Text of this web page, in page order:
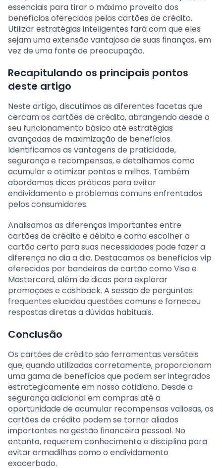
essenciais para tirar o máximo proveito dos
benefícios oferecidos pelos cartões de crédito.
Utilizar estratégias inteligentes fará com que eles
sejam uma extensão vantajosa de suas finanças, em
vez de uma fonte de preocupação.
Recapitulando os principais pontos
deste artigo
Neste artigo, discutimos as diferentes facetas que
cercam os cartões de crédito, abrangendo desde o
seu funcionamento básico até estratégias
avançadas de maximização de benefícios.
Identificamos as vantagens de praticidade,
segurança e recompensas, e detalhamos como
acumular e otimizar pontos e milhas. Também
abordamos dicas práticas para evitar
endividamento e problemas comuns enfrentados
pelos consumidores.
Analisamos as diferenças importantes entre
cartões de crédito e débito e como escolher o
cartão certo para suas necessidades pode fazer a
diferença no dia a dia. Destacamos os benefícios vip
oferecidos por bandeiras de cartão como Visa e
Mastercard, além de dicas para explorar
promoções e cashback. A sessão de perguntas
frequentes elucidou questões comuns e forneceu
respostas diretas a dúvidas habituais.
Conclusão
Os cartões de crédito são ferramentas versáteis
que, quando utilizadas corretamente, proporcionam
uma gama de benefícios que podem ser integrados
estrategicamente em nosso cotidiano. Desde a
segurança adicional em compras até a
oportunidade de acumular recompensas valiosas, os
cartões de crédito podem se tornar aliados
importantes na gestão financeira pessoal. No
entanto, requerem conhecimento e disciplina para
evitar armadilhas como o endividamento
exacerbado.